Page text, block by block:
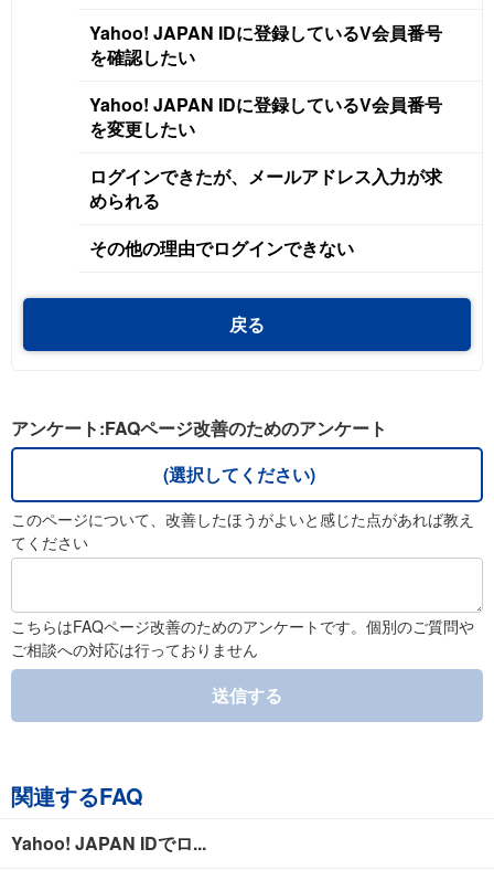
Yahoo! JAPAN IDに登録しているV会員番号
を確認したい
Yahoo! JAPAN IDに登録しているV会員番号
を変更したい
ログインできたが、メールアドレス入力が求
められる
その他の理由でログインできない
戻る
アンケート:FAQページ改善のためのアンケート
(選択してください)
このページについて、改善したほうがよいと感じた点があれば教え
てください
こちらはFAQページ改善のためのアンケートです。個別のご質問や
ご相談への対応は行っておりません
送信する
関連するFAQ
Yahoo! JAPAN IDでロ...